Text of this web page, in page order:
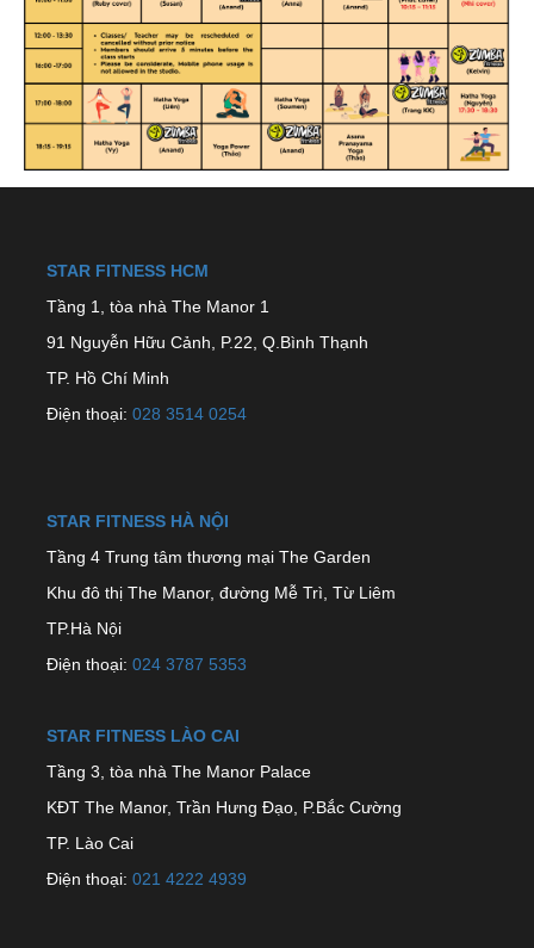
STAR FITNESS HCM
Tầng 1, tòa nhà The Manor 1
91 Nguyễn Hữu Cảnh, P.22, Q.Bình Thạnh
TP. Hồ Chí Minh
Điện thoại: 028 3514 0254
STAR FITNESS HÀ NỘI
Tầng 4 Trung tâm thương mại The Garden
Khu đô thị The Manor, đường Mễ Trì, Từ Liêm
TP.Hà Nội
Điện thoại: 024 3787 5353
STAR FITNESS LÀO CAI
Tầng 3, tòa nhà The Manor Palace
KĐT The Manor, Trần Hưng Đạo, P.Bắc Cường
TP. Lào Cai
Điện thoại: 021 4222 4939